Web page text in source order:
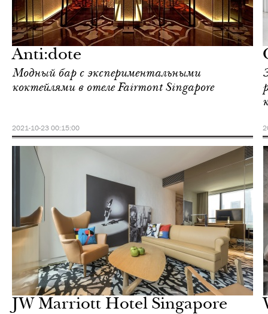
Anti:dote
Модный бар с экспериментальными
коктейлями в отеле Fairmont Singapore
2021-10-23 00:15:00
JW Marriott Hotel Singapore